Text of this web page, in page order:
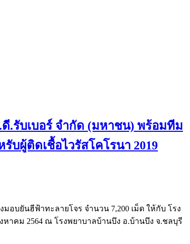
.รับเบอร์ จำกัด (มหาชน) พร้อมทีม
บผู้ติดเชื้อไวรัสโคโรนา 2019
บยันฮีฟ้าทะลายโจร จำนวน 7,200 เม็ด ให้กับ โรง
าคม 2564 ณ โรงพยาบาลบ้านบึง อ.บ้านบึง จ.ชลบุรี